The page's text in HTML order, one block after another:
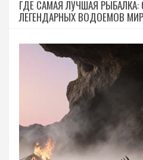
ГДЕ САМАЯ ЛУЧШАЯ
ЛЕГЕНДАРНЫХ ВОДОЕМОВ